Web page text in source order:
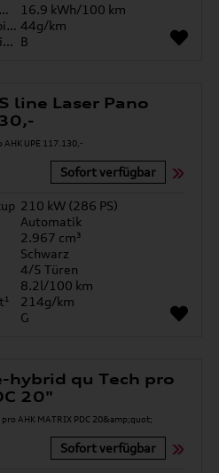
Stromverbrauch gew. kombiniert
16.9 kWh/100 km
CO2-Emission gew. kombiniert 44g/km
CO2-Klasse gew. kombiniert B
line Laser Pano
Sofort verfügbar
210 kW (286 PS)
Automatik
2.967 cm³
Schwarz
4/5 Türen
8.2l/100 km
214g/km
G
hybrid qu Tech pro
20"
Sofort verfügbar